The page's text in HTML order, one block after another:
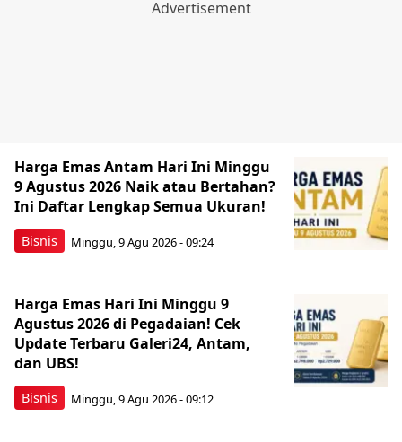
Bisnis
Harga Emas Antam Hari Ini Minggu
9 Agustus 2026 Naik atau Bertahan?
Ini Daftar Lengkap Semua Ukuran!
Minggu, 9 Agu 2026 - 09:24
Bisnis
Harga Emas Hari Ini Minggu 9
Agustus 2026 di Pegadaian! Cek
Update Terbaru Galeri24, Antam,
dan UBS!
Minggu, 9 Agu 2026 - 09:12